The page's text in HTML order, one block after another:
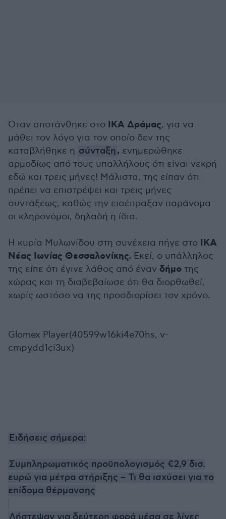
Όταν αποτάνθηκε στο ΙΚΑ Δράμας, για να
μάθει τον λόγο για τον οποίο δεν της
καταβλήθηκε η σύνταξη, ενημερώθηκε
αρμοδίως από τους υπαλλήλους ότι είναι νεκρή
εδώ και τρεις μήνες! Μάλιστα, της είπαν ότι
πρέπει να επιστρέψει και τρεις μήνες
συντάξεως, καθώς την εισέπραξαν παράνομα
οι κληρονόμοι, δηλαδή η ίδια.
Η κυρία Μυλωνίδου στη συνέχεια πήγε στο ΙΚΑ
Νέας Ιωνίας Θεσσαλονίκης. Εκεί, ο υπάλληλος
της είπε ότι έγινε λάθος από έναν δήμο της
χώρας και τη διαβεβαίωσε ότι θα διορθωθεί,
χωρίς ωστόσο να της προσδιορίσει τον χρόνο.
Glomex Player(40599w16ki4e70hs, v-
cmpydd1ci3ux)
Ειδήσεις σήμερα:
Συμπληρωματικός προϋπολογισμός €2,9 δισ.
ευρώ για μέτρα στήριξης – Τι θα ισχύσει για το
επίδομα θέρμανσης